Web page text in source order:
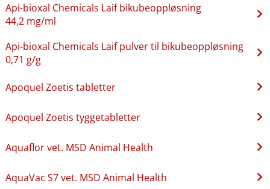
Api-bioxal Chemicals Laif bikubeoppløsning
44,2 mg/ml
Api-bioxal Chemicals Laif pulver til bikubeoppløsning
0,71 g/g
Apoquel Zoetis tabletter
Apoquel Zoetis tyggetabletter
Aquaflor vet. MSD Animal Health
AquaVac S7 vet. MSD Animal Health